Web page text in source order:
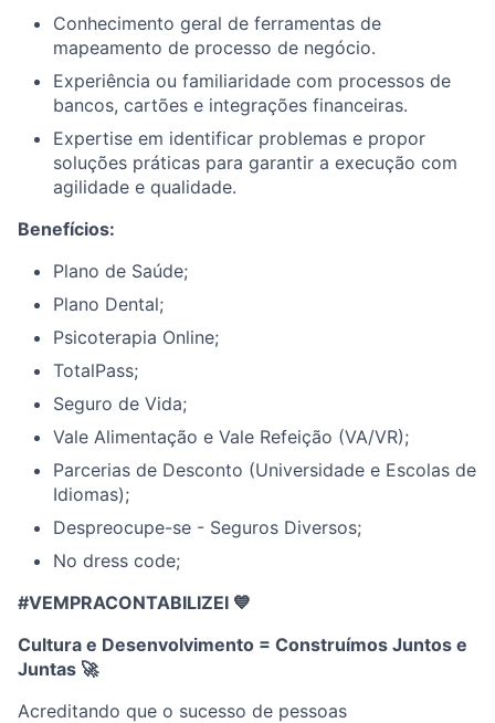
Conhecimento geral de ferramentas de
mapeamento de processo de negócio.
Experiência ou familiaridade com processos de
bancos, cartões e integrações financeiras.
Expertise em identificar problemas e propor
soluções práticas para garantir a execução com
agilidade e qualidade.
Benefícios:
Plano de Saúde;
Plano Dental;
Psicoterapia Online;
TotalPass;
Seguro de Vida;
Vale Alimentação e Vale Refeição (VA/VR);
Parcerias de Desconto (Universidade e Escolas de
Idiomas);
Despreocupe-se - Seguros Diversos;
No dress code;
#VEMPRACONTABILIZEI 💙
Cultura e Desenvolvimento = Construímos Juntos e
Juntas 🚀
Acreditando que o sucesso de pessoas